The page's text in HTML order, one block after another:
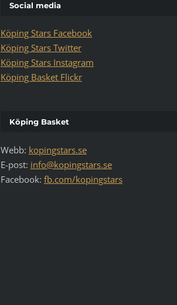
Social media
Köping Stars Facebook
Köping Stars Twitter
Köping Stars Instagram
Köping Basket Flickr
Köping Basket
Webb: kopingstars.se
E-post: info@kopingstars.se
Facebook: fb.com/kopingstars